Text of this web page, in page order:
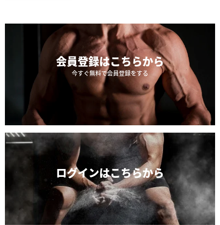
会員登録はこちらから
今すぐ無料で会員登録をする
ログインはこちらから